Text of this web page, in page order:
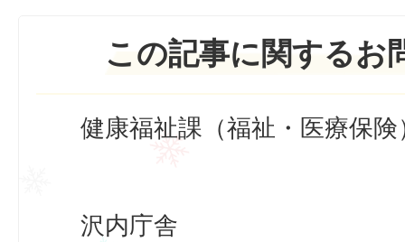
この記事に関するお
健康福祉課（福祉・医療保険
沢内庁舎